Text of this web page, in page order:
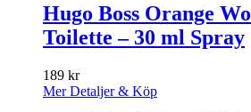
Hugo Boss Orange
Toilette – 30 ml Spray
189 kr
Mer Detaljer & Köp